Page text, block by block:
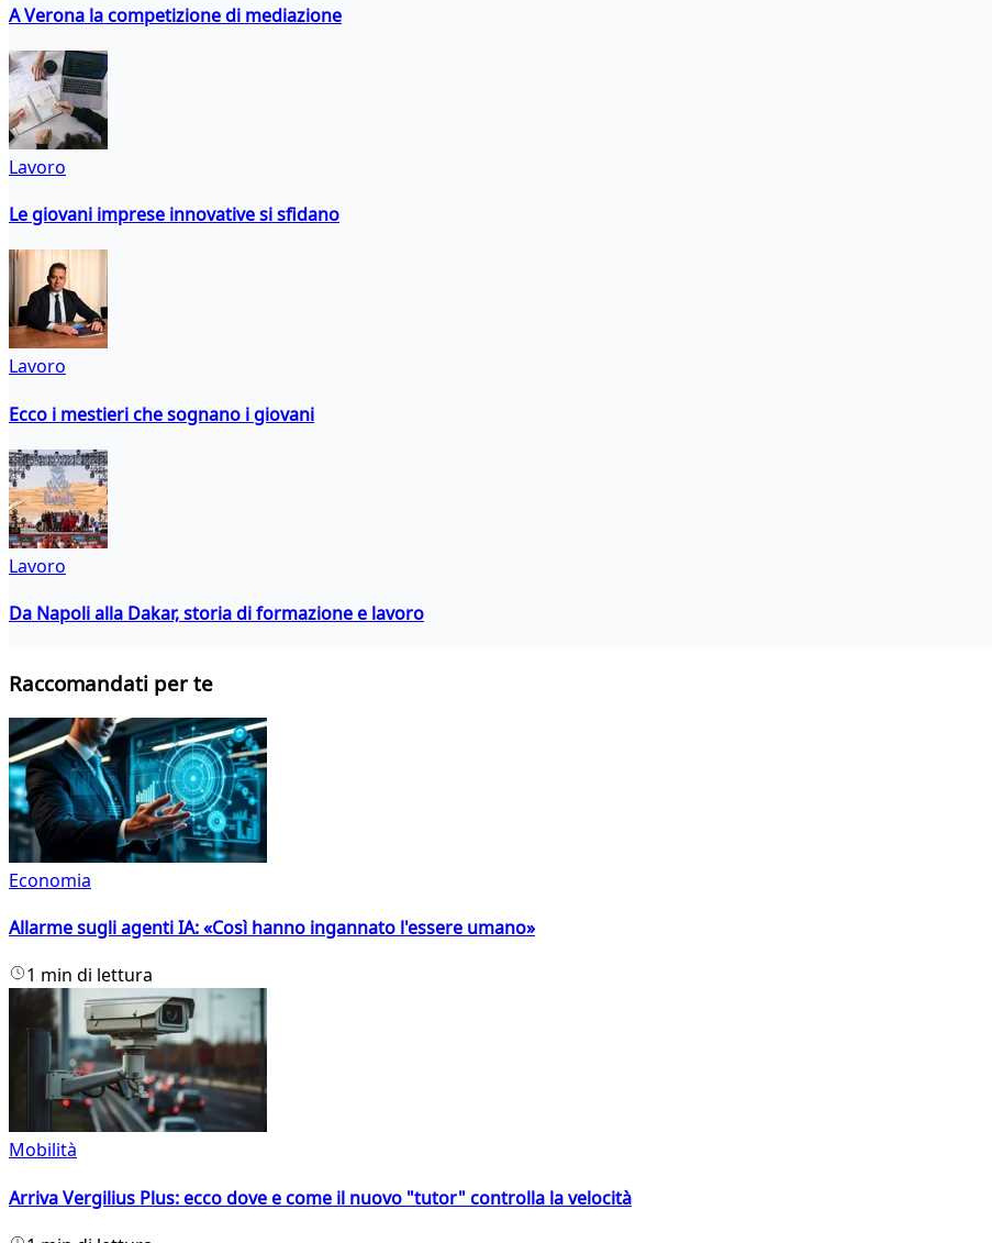
A Verona la competizione di mediazione
Lavoro
Le giovani imprese innovative si sfidano
Lavoro
Ecco i mestieri che sognano i giovani
Lavoro
Da Napoli alla Dakar, storia di formazione e lavoro
Raccomandati per te
Economia
Allarme sugli agenti IA: «Così hanno ingannato l'essere umano»
1 min di lettura
Mobilità
Arriva Vergilius Plus: ecco dove e come il nuovo "tutor" controlla la velocità